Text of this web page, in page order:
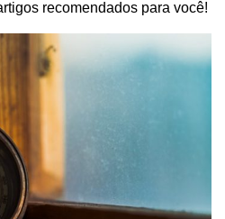
recomendados para você!